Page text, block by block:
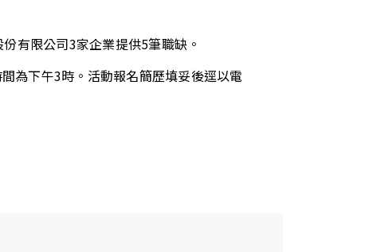
有限公司3家企業提供5筆職缺。
為下午3時。活動報名簡歷填妥後逕以電